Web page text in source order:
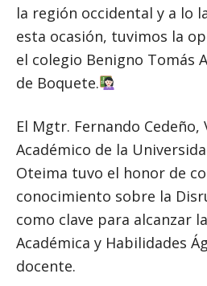
la región occidental y a lo
esta ocasión, tuvimos la
el colegio Benigno Tomás
de Boquete.
El Mgtr. Fernando
Académico de la
Oteima tuvo el honor de
conocimiento sobre la
como clave para alcanzar
Académica y Habilidades
docente.